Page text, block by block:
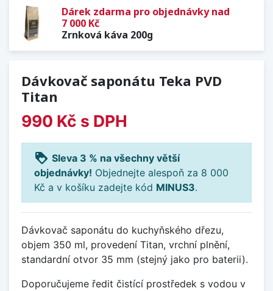
Dárek zdarma pro objednávky nad
7 000 Kč
Zrnková káva 200g
Dávkovač saponátu Teka PVD
Titan
990 Kč s DPH
loyalty Sleva 3 % na všechny větší
objednávky! Objednejte alespoň za 8 000
Kč a v košíku zadejte kód MINUS3.
Dávkovač saponátu do kuchyňského dřezu,
objem 350 ml, provedení Titan, vrchní plnění,
standardní otvor 35 mm (stejný jako pro baterii).
Doporučujeme ředit čistící prostředek s vodou v